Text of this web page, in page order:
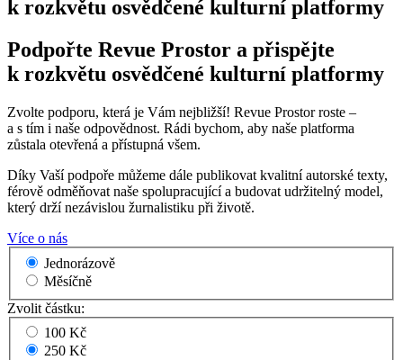
k rozkvětu osvědčené kulturní platformy
Podpořte Revue Prostor a přispějte
k rozkvětu osvědčené kulturní platformy
Zvolte podporu, která je Vám nejbližší! Revue Prostor roste –
a s tím i naše odpovědnost. Rádi bychom, aby naše platforma
zůstala otevřená a přístupná všem.
Díky Vaší podpoře můžeme dále publikovat kvalitní autorské texty,
férově odměňovat naše spolupracující a budovat udržitelný model,
který drží nezávislou žurnalistiku při životě.
Více o nás
Jednorázově
Měsíčně
Zvolit částku:
100 Kč
250 Kč